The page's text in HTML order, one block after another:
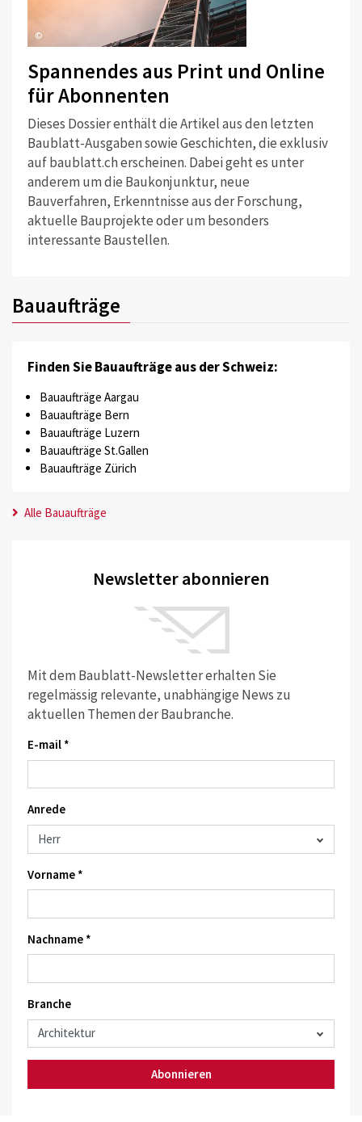
©
Spannendes aus Print und Online
für Abonnenten
Dieses Dossier enthält die Artikel aus den letzten
Baublatt-Ausgaben sowie Geschichten, die exklusiv
auf baublatt.ch erscheinen. Dabei geht es unter
anderem um die Baukonjunktur, neue
Bauverfahren, Erkenntnisse aus der Forschung,
aktuelle Bauprojekte oder um besonders
interessante Baustellen.
Bauaufträge
Finden Sie Bauaufträge aus der Schweiz:
Bauaufträge Aargau
Bauaufträge Bern
Bauaufträge Luzern
Bauaufträge St.Gallen
Bauaufträge Zürich
Alle Bauaufträge
Newsletter abonnieren
Mit dem Baublatt-Newsletter erhalten Sie
regelmässig relevante, unabhängige News zu
aktuellen Themen der Baubranche.
E-mail *
Anrede
Vorname *
Nachname *
Branche
Abonnieren